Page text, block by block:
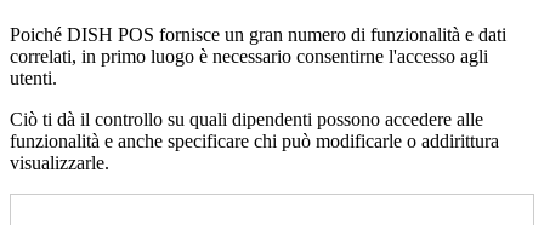
Poiché DISH POS fornisce un gran numero di funzionalità e dati
correlati, in primo luogo è necessario consentirne l'accesso agli
utenti.
Ciò ti dà il controllo su quali dipendenti possono accedere alle
funzionalità e anche specificare chi può modificarle o addirittura
visualizzarle.